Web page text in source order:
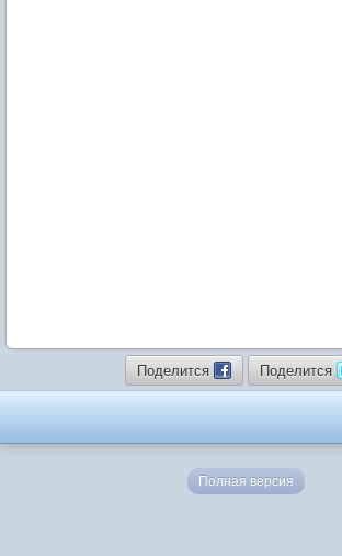
Поделится Поделится
Полная версия